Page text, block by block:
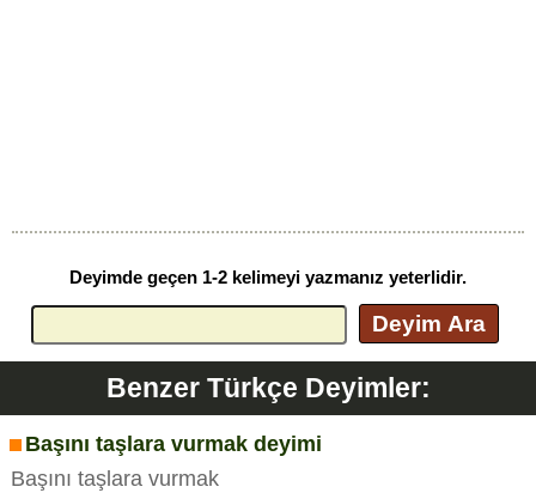
Deyimde geçen 1-2 kelimeyi yazmanız yeterlidir.
Deyim Ara
Benzer Türkçe Deyimler:
Başını taşlara vurmak deyimi
Başını taşlara vurmak